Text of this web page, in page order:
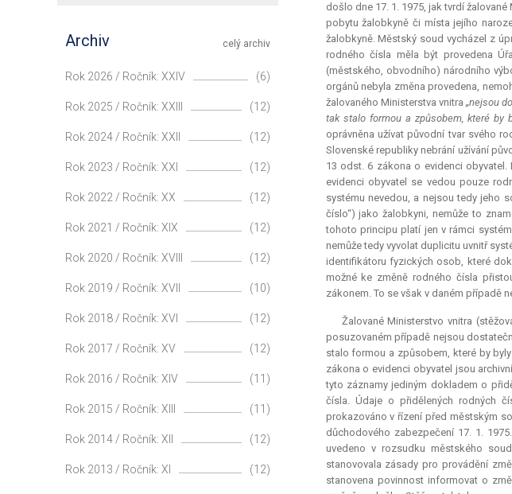
došlo dne 17. 1. 1975, jak tvrdí
pobytu žalobkyně či místa jejího
žalobkyně. Městský soud vycházel z
rodného čísla měla být provedena
(městského, obvodního) národního
orgánů nebyla změna provedena,
žalovaného Ministerstva vnitra „nejsou
tak stalo formou a způsobem, které by
oprávněna užívat původní tvar svého
Slovenské republiky nebrání užívání
13 odst. 6 zákona o evidenci
evidenci obyvatel se vedou pouze
systému nevedou, a nejsou tedy jeho
číslo“) jako žalobkyni, nemůže to
tohoto principu platí jen v rámci
nemůže tedy vyvolat duplicitu uvnitř
identifikátoru fyzických osob, které
možné ke změně rodného čísla
zákonem. To se však v daném případě
Žalované Ministerstvo vnitra
posuzovaném případě nejsou
stalo formou a způsobem, které by
zákona o evidenci obyvatel jsou
tyto záznamy jediným dokladem o
čísla. Údaje o přidělených rodných
prokazováno v řízení před městským
důchodového zabezpečení 17. 1.
uvedeno v rozsudku městského
stanovovala zásady pro provádění
stanovena povinnost informovat o
celý archiv
Archiv
Rok 2026 / Ročník: XXIV (6)
Rok 2025 / Ročník: XXIII (12)
Rok 2024 / Ročník: XXII (12)
Rok 2023 / Ročník: XXI (12)
Rok 2022 / Ročník: XX (12)
Rok 2021 / Ročník: XIX (12)
Rok 2020 / Ročník: XVIII (12)
Rok 2019 / Ročník: XVII (10)
Rok 2018 / Ročník: XVI (12)
Rok 2017 / Ročník: XV (12)
Rok 2016 / Ročník: XIV (11)
Rok 2015 / Ročník: XIII (11)
Rok 2014 / Ročník: XII (12)
Rok 2013 / Ročník: XI (12)